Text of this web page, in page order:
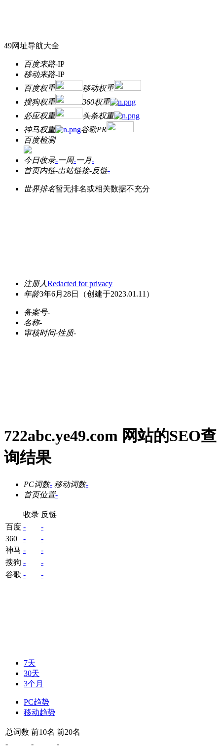
49网址导航大全
百度来路-IP
移动来路-IP
百度权重
移动权重
搜狗权重
360权重
必应权重
头条权重
神马权重
谷歌PR
百度检测
今日收录-一周-一月-
首页内链-出站链接-反链-
世界排名暂无排名或相关数据不充分
注册人Redacted for privacy
年龄3年6月28日 （创建于2023.01.11）
备案号-
名称-
审核时间-性质-
722abc.ye49.com 网站的SEO查
询结果
PC词数- 移动词数-
首页位置-
收录 反链
百度 -
-
360
-
-
神马 -
-
搜狗 -
-
谷歌 - -
7天
30天
3个月
PC趋势
移动趋势
总词数 前10名 前20名
-
- -